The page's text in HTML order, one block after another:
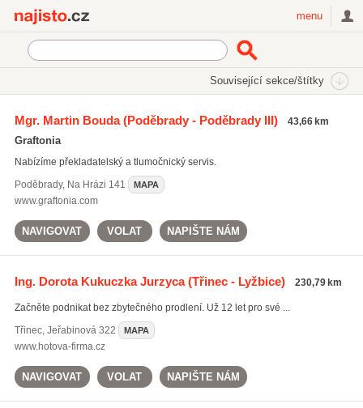
menu
Související sekce/štítky
Mgr. Martin Bouda(Poděbrady - Poděbrady III) 43,66 km
Graftonia
Nabízíme překladatelský a tlumočnický servis.
Poděbrady, Na Hrázi 141 MAPA
www.graftonia.com
NAVIGOVAT VOLAT NAPIŠTE NÁM
Ing. Dorota Kukuczka Jurzyca(Třinec - Lyžbice) 230,79 km
Začněte podnikat bez zbytečného prodlení. Už 12 let pro své ...
Třinec, Jeřabinová 322 MAPA
www.hotova-firma.cz
NAVIGOVAT VOLAT NAPIŠTE NÁM